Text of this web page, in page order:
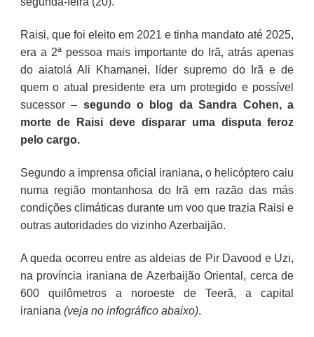
Raisi, que foi eleito em 2021 e tinha mandato até 2025,
era a 2ª pessoa mais importante do Irã, atrás apenas
do aiatolá Ali Khamanei, líder supremo do Irã e de
quem o atual presidente era um protegido e possível
sucessor – segundo o blog da Sandra Cohen, a
morte de Raisi deve disparar uma disputa feroz
pelo cargo.
Segundo a imprensa oficial iraniana, o helicóptero caiu
numa região montanhosa do Irã em razão das más
condições climáticas durante um voo que trazia Raisi e
outras autoridades do vizinho Azerbaijão.
A queda ocorreu entre as aldeias de Pir Davood e Uzi,
na província iraniana de Azerbaijão Oriental, cerca de
600 quilômetros a noroeste de Teerã, a capital
iraniana (veja no infográfico abaixo).